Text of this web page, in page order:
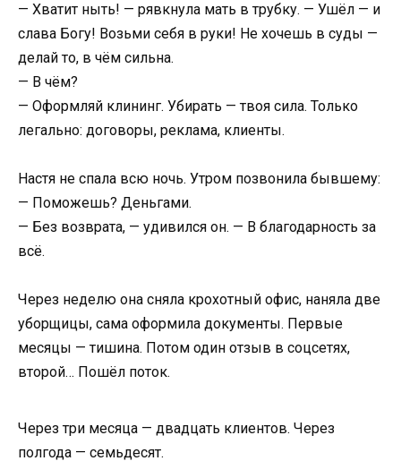
— Хватит ныть! — рявкнула мать в трубку. — Ушёл — и
слава Богу! Возьми себя в руки! Не хочешь в суды —
делай то, в чём сильна.
— В чём?
— Оформляй клининг. Убирать — твоя сила. Только
легально: договоры, реклама, клиенты.
Настя не спала всю ночь. Утром позвонила бывшему:
— Поможешь? Деньгами.
— Без возврата, — удивился он. — В благодарность за
всё.
Через неделю она сняла крохотный офис, наняла две
уборщицы, сама оформила документы. Первые
месяцы — тишина. Потом один отзыв в соцсетях,
второй… Пошёл поток.
Через три месяца — двадцать клиентов. Через
полгода — семьдесят.